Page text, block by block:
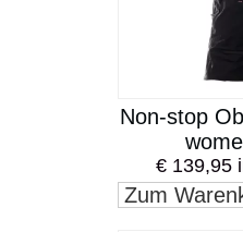
Non-stop
€ 139,95
Zum